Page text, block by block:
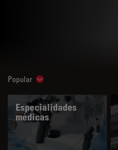
Popular Show subnavigation
Especialidades
médicas